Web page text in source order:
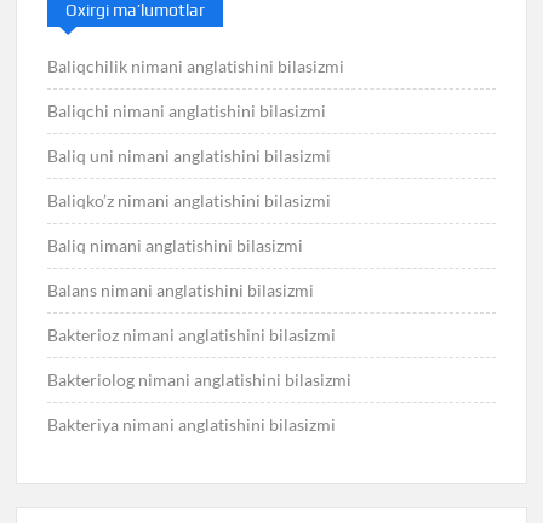
Oxirgi ma’lumotlar
Baliqchilik nimani anglatishini bilasizmi
Baliqchi nimani anglatishini bilasizmi
Baliq uni nimani anglatishini bilasizmi
Baliqko’z nimani anglatishini bilasizmi
Baliq nimani anglatishini bilasizmi
Balans nimani anglatishini bilasizmi
Bakterioz nimani anglatishini bilasizmi
Bakteriolog nimani anglatishini bilasizmi
Bakteriya nimani anglatishini bilasizmi